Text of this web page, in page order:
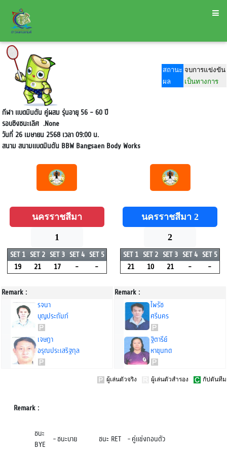
สถานะ จบการแข่งขัน
ผล
เป็นทางการ
กีฬา แบดมินตัน คู่ผสม รุ่นอายุ 56 - 60 ปี
รอบชิงชนะเลิศ.None
วันที่ 26 เมษายน 2568 เวลา 09:00 น.
สนามสนามแบดมินตัน BBW Bangsaen Body Works
นครราชสีมา
1
SET 1 SET 2 SET 3 SET 4 SET 5
19
21 17 - -
Remark :
รจนา
บุญประถัมภ์
เจษฎา
อรุณประเสริฐกุล
นครราชสีมา 2
2
SET 1 SET 2 SET 3 SET 4 SET 5
21
10 21 - -
Remark :
ไพรัช
ศรีนคร
ฐิตารีย์
หาขุนทด
ผู้เล่นตัวจริง ผู้เล่นตัวสำรอง กัปตันทีม
Remark :
ชนะ
BYE
-ชนะบาย ชนะ RET -คู่แข่งถอนตัว